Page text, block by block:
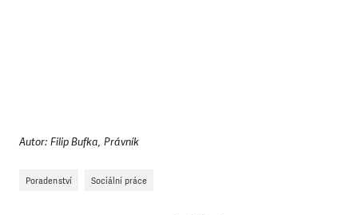
Autor: Filip Bufka, Právník
Poradenství Sociální práce